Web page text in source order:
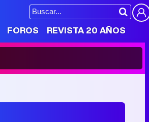
FOROS REVISTA 20 AÑOS